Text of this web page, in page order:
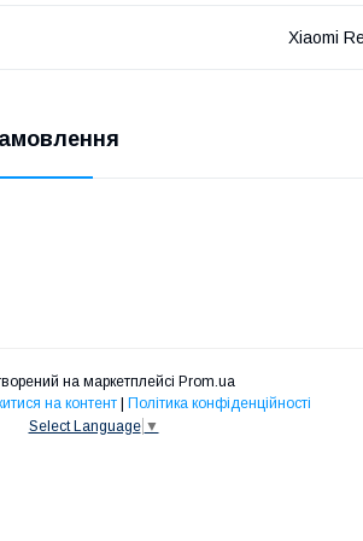
Xiaomi
на маркетплейсі Prom.ua
на контент | Політика конфіденційності
Select Language ▼